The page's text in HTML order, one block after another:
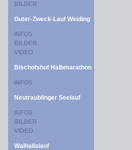
BILDER
Guter-Zweck-Lauf Weiding
INFOS
BILDER
VIDEO
Bischofshof Halbmarathon
INFOS
Neutraublinger Seelauf
INFOS
BILDER
VIDEO
Walhallalauf